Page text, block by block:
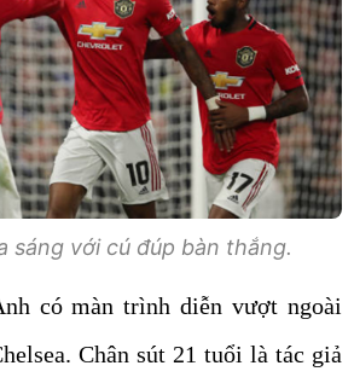
sáng với cú đúp bàn thắng.
có màn trình diễn vượt ngoài
Chân sút 21 tuổi là tác giả